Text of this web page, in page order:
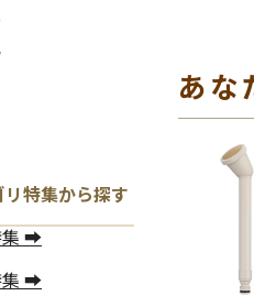
リ特集から探す
集 ➡
集 ➡
あな